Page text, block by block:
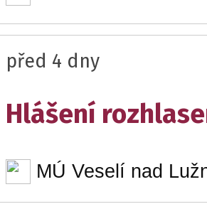
před 4 dny
Hlášení
MÚ Veselí nad